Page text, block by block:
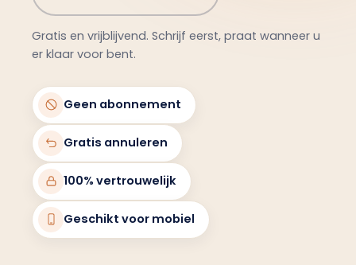
Gratis en vrijblijvend. Schrijf eerst, praat wanneer u
er klaar voor bent.
Geen abonnement
Gratis annuleren
100% vertrouwelijk
Geschikt voor mobiel